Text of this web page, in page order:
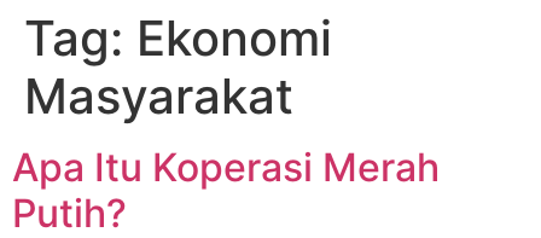
Tag: Ekonomi
Masyarakat
Apa Itu Koperasi Merah
Putih?